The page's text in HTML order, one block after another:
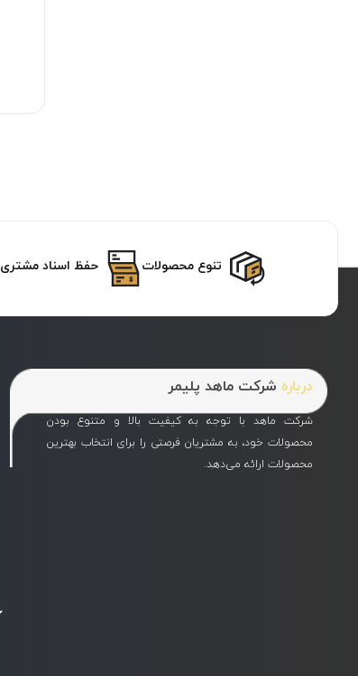
تنوع محصولات حفظ اسناد مشتری
درباره شرکت ماهد پلیمر
شرکت ماهد با توجه به کیفیت بالا و متنوع بودن
محصولات خود، به مشتریان فرصتی را برای انتخاب بهترین
محصولات ارائه می‌دهد.